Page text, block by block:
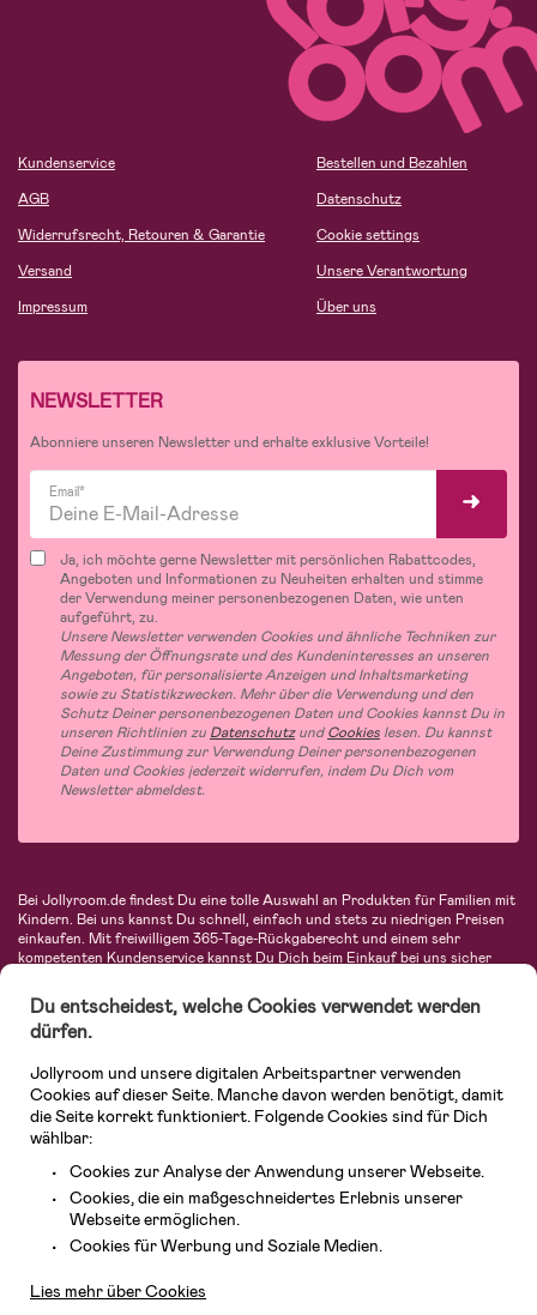
Kundenservice
AGB
Widerrufsrecht, Retouren & Garantie
Versand
Impressum
Bestellen und Bezahlen
Datenschutz
Cookie settings
Unsere Verantwortung
Über uns
NEWSLETTER
Abonniere unseren Newsletter und erhalte exklusive Vorteile!
Email*
Ja, ich möchte gerne Newsletter mit persönlichen Rabattcodes,
Angeboten und Informationen zu Neuheiten erhalten und stimme
der Verwendung meiner personenbezogenen Daten, wie unten
aufgeführt, zu.
Unsere Newsletter verwenden Cookies und ähnliche Techniken zur
Messung der Öffnungsrate und des Kundeninteresses an unseren
Angeboten, für personalisierte Anzeigen und Inhaltsmarketing
sowie zu Statistikzwecken. Mehr über die Verwendung und den
Schutz Deiner personenbezogenen Daten und Cookies kannst Du in
unseren Richtlinien zu DatenschutzundCookies lesen. Du kannst
Deine Zustimmung zur Verwendung Deiner personenbezogenen
Daten und Cookies jederzeit widerrufen, indem Du Dich vom
Newsletter abmeldest.
Bei Jollyroom.de findest Du eine tolle Auswahl an Produkten für Familien mit
Kindern. Bei uns kannst Du schnell, einfach und stets zu niedrigen Preisen
einkaufen. Mit freiwilligem 365-Tage-Rückgaberecht und einem sehr
kompetenten Kundenservice kannst Du Dich beim Einkauf bei uns sicher
Autositze, Kinder- und Babymode, Produkte für Mütter und eine Menge
fantastischer Einrichtungsgegenstände, Spielsachen, Babyprodukte und
vieles mehr. Wir haben Produkte von bekannten Herstellern wie Britax, Maxi-
Avent, Jack Wolfskin, Cybex, LEGO und vielen mehr. Schau Dich um in
unserer vielfältigen Online-Boutique für Kinder & Babys. Willkommen!
Du entscheidest, welche Cookies verwendet werden
dürfen.
Jollyroom und unsere digitalen Arbeitspartner verwenden
Cookies auf dieser Seite. Manche davon werden benötigt, damit
die Seite korrekt funktioniert. Folgende Cookies sind für Dich
wählbar:
Cookies zur Analyse der Anwendung unserer Webseite.
Cookies, die ein maßgeschneidertes Erlebnis unserer
Webseite ermöglichen.
Cookies für Werbung und Soziale Medien.
Lies mehr über Cookies